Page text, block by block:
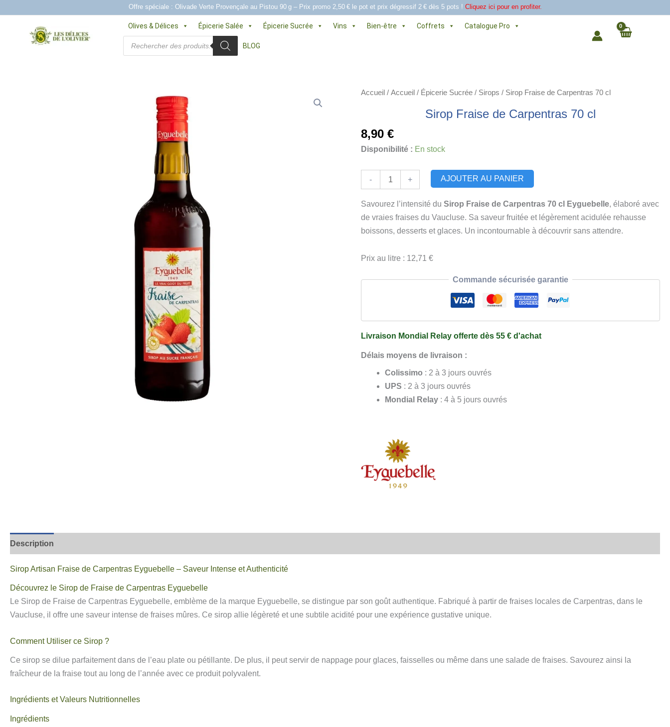
Offre spéciale : Olivade Verte Provençale au Pistou 90 g – Prix promo 2,50 € le pot et prix dégressif 2 € dès 5 pots ! Cliquez ici pour en profiter.
Olives & Délices Épicerie Salée Épicerie Sucrée Vins Bien-être Coffrets
Catalogue Pro
Recherche
BLOG
Accueil /Accueil / Épicerie Sucrée / Sirops / Sirop Fraise de Carpentras 70 cl
Sirop Fraise de Carpentras 70 cl
8,90€
Disponibilité : En stock
-
quantité
de
Sirop
Fraise
de
70
+ AJOUTER AU PANIER
Savourez l’intensité duSirop Fraise de Carpentras 70 cl Eyguebelle, élaboré avec
de vraies fraises du Vaucluse. Sa saveur fruitée et légèrement acidulée rehausse
boissons, desserts et glaces. Un incontournable à découvrir sans attendre.
Prix au litre : 12,71 €
Commande sécurisée garantie
Livraison Mondial Relay offerte dès 55 € d'achat
Délais moyens de livraison :
Colissimo : 2 à 3 jours ouvrés
UPS : 2 à 3 jours ouvrés
Mondial Relay : 4 à 5 jours ouvrés
Description
Sirop Artisan Fraise de Carpentras Eyguebelle – Saveur Intense et Authenticité
Découvrez le Sirop de Fraise de Carpentras Eyguebelle
Le Sirop de Fraise de Carpentras Eyguebelle, emblème de la marque Eyguebelle, se distingue par son goût authentique. Fabriqué à partir de fraises locales de Carpentras, dans le
Vaucluse, il offre une saveur intense de fraises mûres. Ce sirop allie légèreté et une subtile acidité pour une expérience gustative unique.
Comment Utiliser ce Sirop ?
Ce sirop se dilue parfaitement dans de l’eau plate ou pétillante. De plus, il peut servir de nappage pour glaces, faisselles ou même dans une salade de fraises. Savourez ainsi la
fraîcheur de la fraise tout au long de l’année avec ce produit polyvalent.
Ingrédients et Valeurs Nutritionnelles
Ingrédients